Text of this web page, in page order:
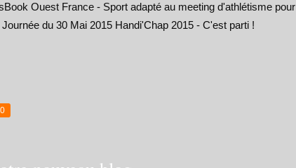
Ouest France - Sport adapté au meeting d'athlétisme pour
du 30 Mai 2015 Handi'Chap 2015 - C'est parti !
0